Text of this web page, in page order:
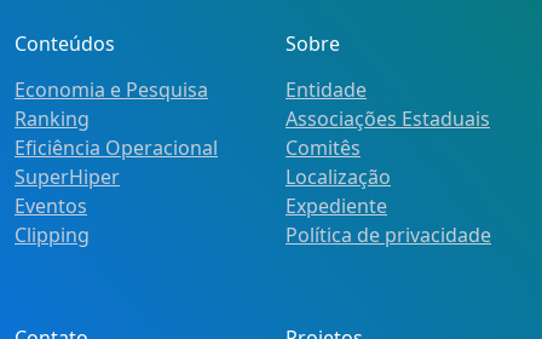
Conteúdos
Economia e Pesquisa
Ranking
Eficiência Operacional
SuperHiper
Eventos
Clipping
Sobre
Entidade
Associações Estaduais
Comitês
Localização
Expediente
Política de privacidade